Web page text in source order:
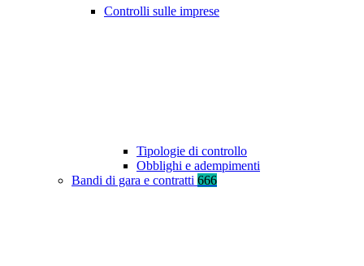
Controlli sulle imprese
Tipologie di controllo
Obblighi e adempimenti
Bandi di gara e contratti 666